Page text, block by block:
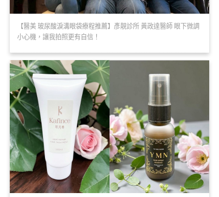
【醫美 玻尿酸淚溝眼袋療程推薦】彥靚診所 黃政達醫師 眼下微調
小心機，讓我拍照更有自信！